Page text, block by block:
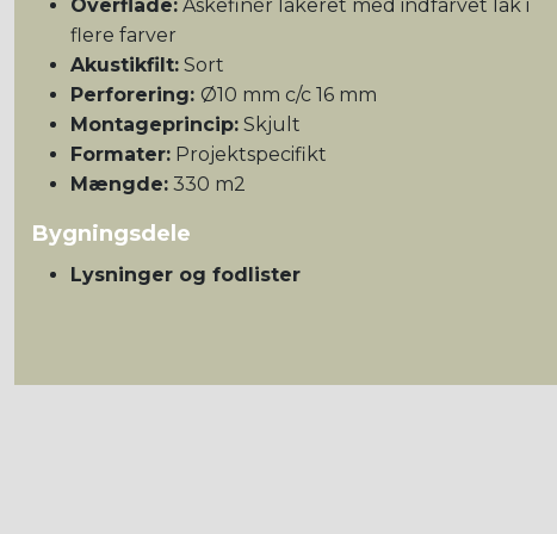
Overflade: Askefinér lakeret med indfarvet lak i
flere farver
Akustikfilt: Sort
Perforering: Ø10 mm c/c 16 mm
Montageprincip: Skjult
Formater: Projektspecifikt
Mængde: 330 m2
Bygningsdele
Lysninger og fodlister